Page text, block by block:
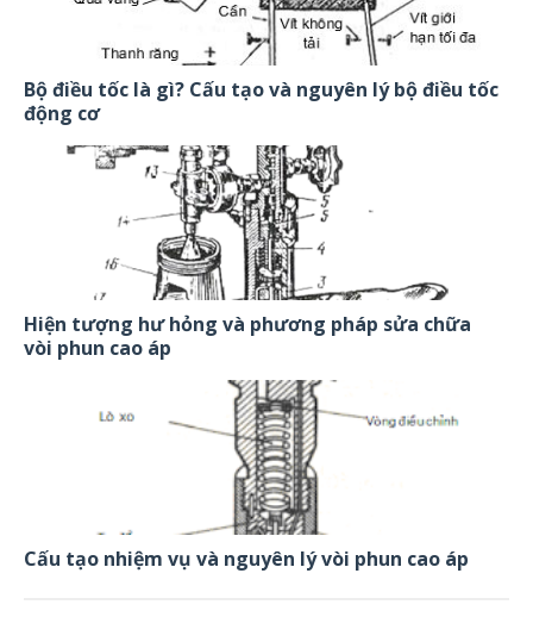
Bộ điều tốc là gì? Cấu tạo và nguyên lý bộ điều tốc
động cơ
Hiện tượng hư hỏng và phương pháp sửa chữa
vòi phun cao áp
Cấu tạo nhiệm vụ và nguyên lý vòi phun cao áp